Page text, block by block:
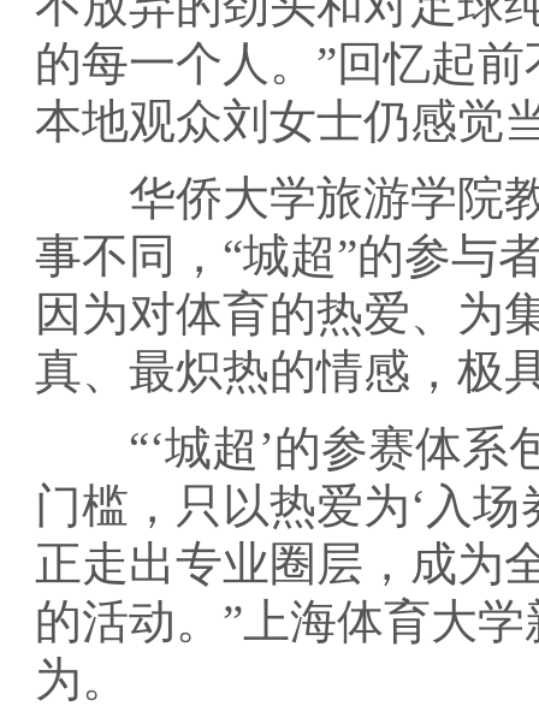
的每一个人。”回忆起
本地观众刘女士仍感觉
华侨大学旅游学院教
事不同，“城超”的参与
因为对体育的热爱、为
真、最炽热的情感，极
“‘城超’的参赛体系
门槛，只以热爱为‘入
正走出专业圈层，成为
的活动。”上海体育大
为。